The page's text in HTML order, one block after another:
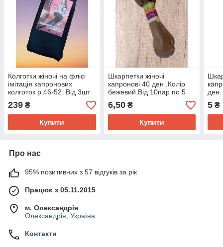
Колготки жіночі на флісі
імітація капронових
колготок р.46-52. Від 3шт
по 179грн
239 ₴
Купити
Шкарпетки жіночі
капронові 40 ден .Колір
бежевий.Від 10пар по 5
грн.
6,50₴
Купити
ден.
пар
5 ₴
Про нас
95% позитивних з 57 відгуків за рік
Працює з 05.11.2015
м. Олександрія
Олександрія, Україна
Контакти